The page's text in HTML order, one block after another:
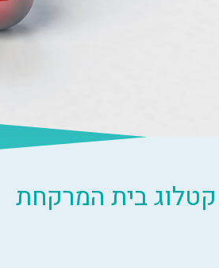
קטלוג בית המרקחת